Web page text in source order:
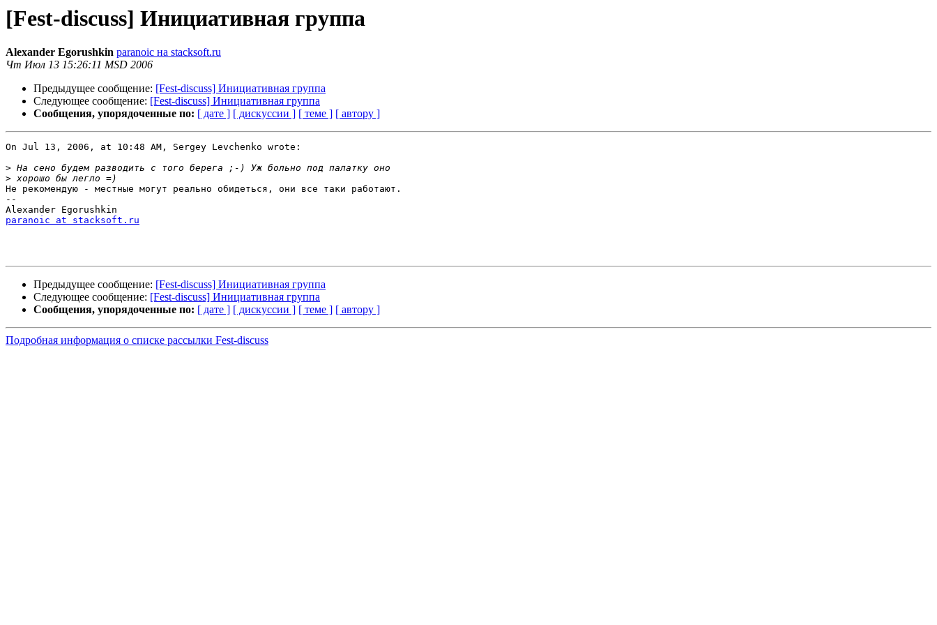
[Fest-discuss] Инициативная группа
Alexander Egorushkin paranoic на stacksoft.ru
Чт Июл 13 15:26:11 MSD 2006
Предыдущее сообщение: [Fest-discuss] Инициативная группа
Следующее сообщение: [Fest-discuss] Инициативная группа
Сообщения, упорядоченные по: [ дате ] [ дискуссии ] [ теме ] [ автору ]
On Jul 13, 2006, at 10:48 AM, Sergey Levchenko wrote:
>
>
Не рекомендую - местные могут реально обидеться, они все таки работают.
--
paranoic at stacksoft.ru
Предыдущее сообщение: [Fest-discuss] Инициативная группа
Следующее сообщение: [Fest-discuss] Инициативная группа
Сообщения, упорядоченные по: [ дате ] [ дискуссии ] [ теме ] [ автору ]
Подробная информация о списке рассылки Fest-discuss